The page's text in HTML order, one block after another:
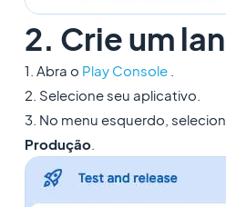
2. Crie um
1. Abra o Play Console.
2. Selecione seu aplicativo.
3. No menu esquerdo,
Produção.